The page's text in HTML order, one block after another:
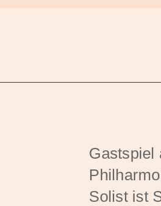
Gastspiel
Solist ist